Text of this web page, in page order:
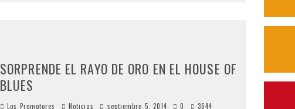
SORPRENDE EL RAYO DE ORO EN EL HOUSE OF
BLUES
Los Promotores Noticias septiembre 5, 2014 0 3644